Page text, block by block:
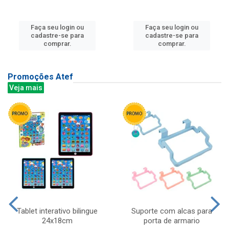
Faça seu login ou
cadastre-se para
comprar.
Faça seu login ou
cadastre-se para
comprar.
Promoções Atef
Veja mais
Tablet interativo bilingue
24x18cm
Suporte com alcas para
porta de armario